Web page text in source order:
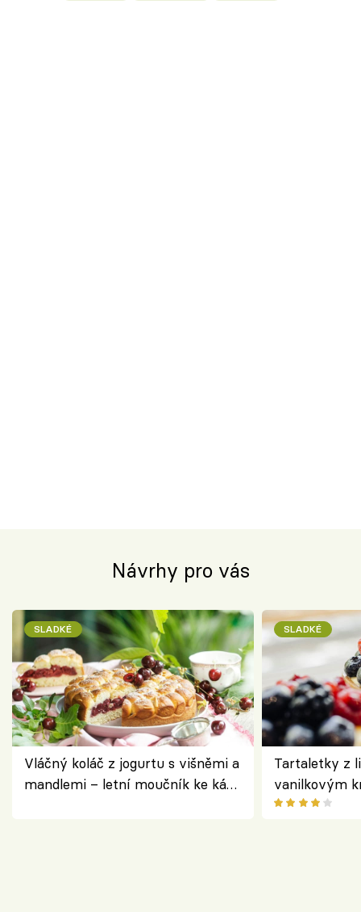
Návrhy pro vás
SLADKÉ
Vláčný koláč z jogurtu s višněmi a
mandlemi – letní moučník ke kávě
SLADKÉ
Tartaletky z
vanilkovým
ovocem